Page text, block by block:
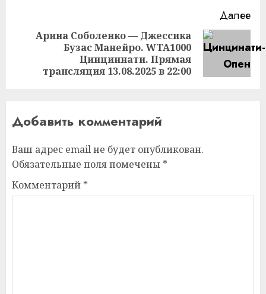
Далее
Следующая
запись:
Арина Соболенко — Джессика
Бузас Манейро. WTA1000
Цинциннати. Прямая
трансляция 13.08.2025 в 22:00
Добавить комментарий
Ваш адрес email не будет опубликован.
Обязательные поля помечены *
Комментарий *